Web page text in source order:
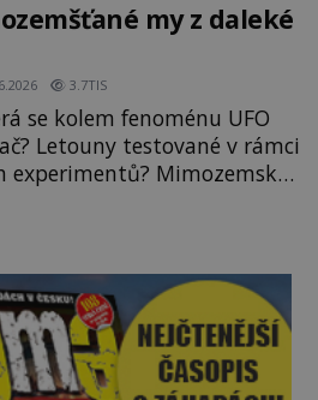
my z daleké
3.7TIS
se kolem fenoménu UFO
Letouny testované v rámci
Mimozemské
Zemi nám neznámý úkol?
putující po mostech
let vzrušeně diskutují